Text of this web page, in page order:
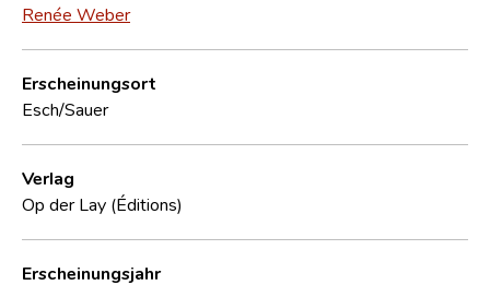
Renée Weber
Erscheinungsort
Esch/Sauer
Verlag
Op der Lay (Éditions)
Erscheinungsjahr